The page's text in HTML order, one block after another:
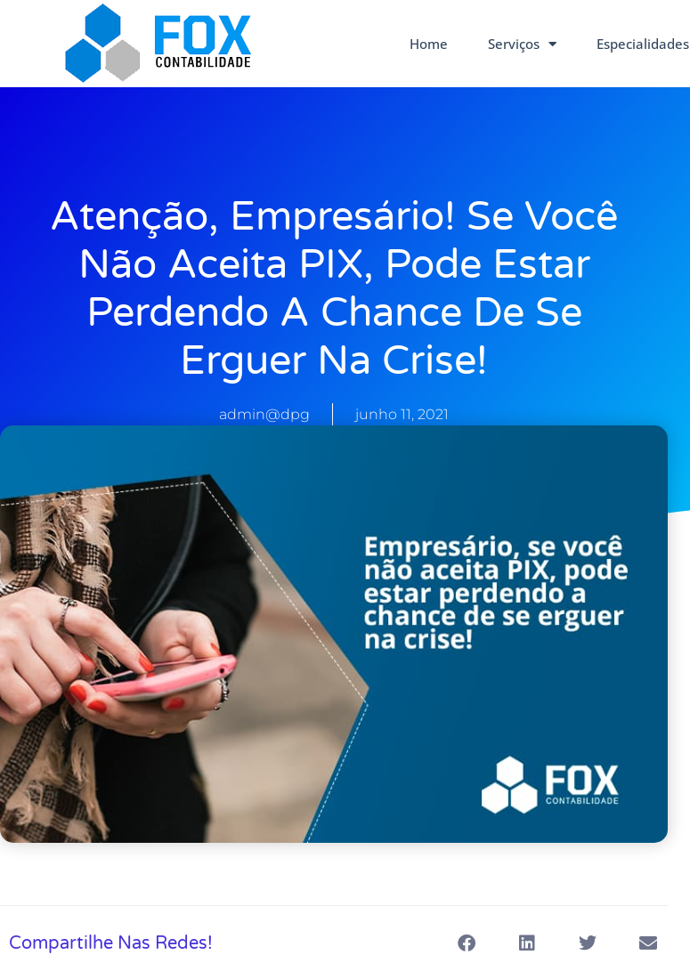
Home Serviços Especialidades
Atenção, Empresário! Se Você
Não Aceita PIX, Pode Estar
Perdendo A Chance De Se
Erguer Na Crise!
admin@dpg junho 11, 2021
Compartilhe Nas Redes!